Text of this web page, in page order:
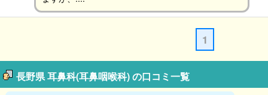
1
長野県 耳鼻科(耳鼻咽喉科) の口コミ一覧